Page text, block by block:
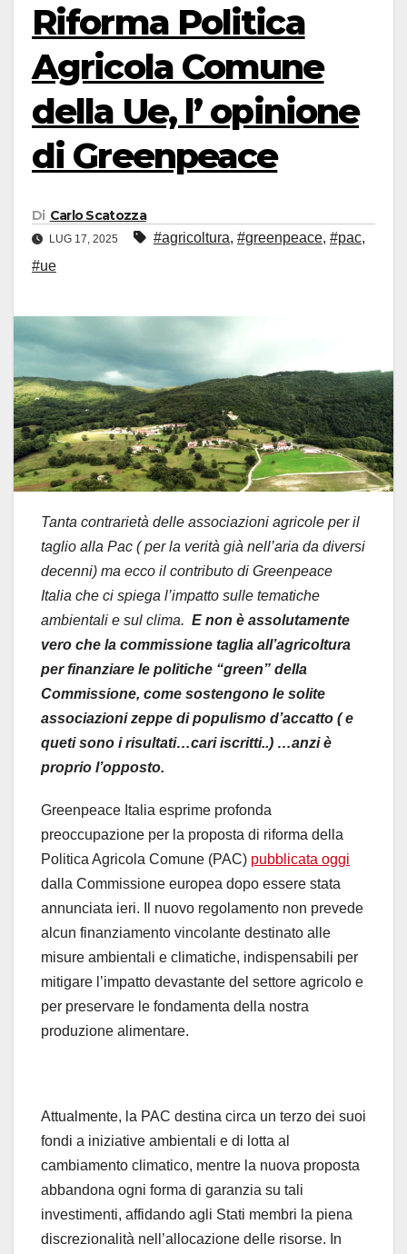
Riforma Politica
Agricola Comune
della Ue, l’ opinione
di Greenpeace
Di Carlo Scatozza
LUG 17, 2025 #agricoltura, #greenpeace, #pac,
#ue
Tanta contrarietà delle associazioni agricole per il
taglio alla Pac ( per la verità già nell’aria da diversi
decenni) ma ecco il contributo di Greenpeace
Italia che ci spiega l’impatto sulle tematiche
ambientali e sul clima. E non è assolutamente
vero che la commissione taglia all’agricoltura
per finanziare le politiche “green” della
Commissione, come sostengono le solite
associazioni zeppe di populismo d’accatto ( e
queti sono i risultati…cari iscritti..) …anzi è
proprio l’opposto.
Greenpeace Italia esprime profonda
preoccupazione per la proposta di riforma della
Politica Agricola Comune (PAC) pubblicata oggi
dalla Commissione europea dopo essere stata
annunciata ieri. Il nuovo regolamento non prevede
alcun finanziamento vincolante destinato alle
misure ambientali e climatiche, indispensabili per
mitigare l’impatto devastante del settore agricolo e
per preservare le fondamenta della nostra
produzione alimentare.
Attualmente, la PAC destina circa un terzo dei suoi
fondi a iniziative ambientali e di lotta al
cambiamento climatico, mentre la nuova proposta
abbandona ogni forma di garanzia su tali
investimenti, affidando agli Stati membri la piena
discrezionalità nell’allocazione delle risorse. In